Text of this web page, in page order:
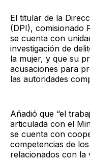
El titular de la
(DPI), comisionado
se cuenta con
investigación de
la mujer, y que su
acusaciones para
las autoridades
Añadió que “el
articulada con el
se cuenta con
competencias de
relacionados con la